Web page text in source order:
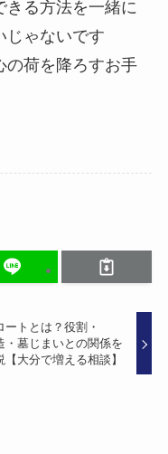
きる方法を一緒に
じゃないです
の荷を降ろすお手
ートとは？​役割・
・​墓じまいとの​関係を​
【大分で​増える​相談】